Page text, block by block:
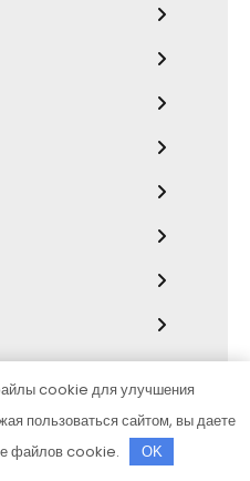
cookie для улучшения
пользоваться сайтом, вы даете
файлов cookie.
OK